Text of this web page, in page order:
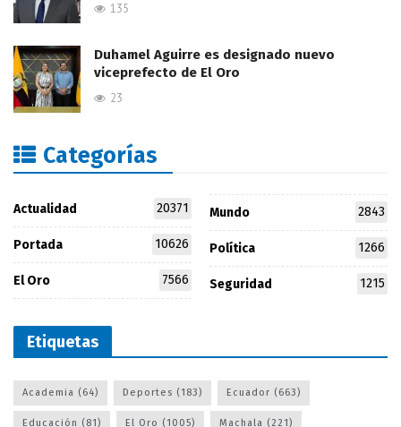
135
Duhamel Aguirre es designado nuevo
viceprefecto de El Oro
23
Categorías
Actualidad 20371
Portada 10626
El Oro 7566
Mundo 2843
Política 1266
Seguridad 1215
Etiquetas
Academia (64) Deportes (183) Ecuador (663)
Educación (81) El Oro (1005) Machala (221)